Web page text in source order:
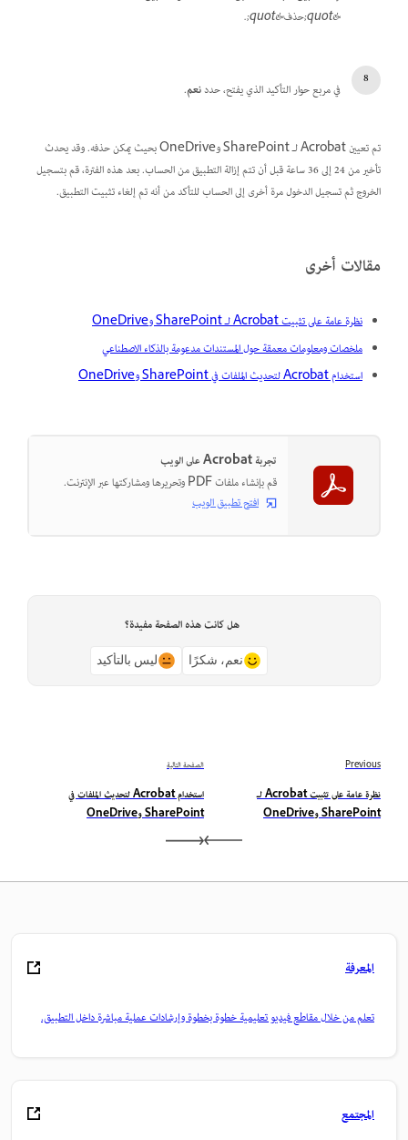
&quot;حذف&quot;.
في مربع حوار التأكيد الذي يفتح، حددنعم.
تم تعيين Acrobat لـ SharePoint وOneDrive بحيث يمكن حذفه. وقد يحدث
تأخير من 24 إلى 36 ساعة قبل أن تتم إزالة التطبيق من الحساب. بعد هذه الفترة، قم بتسجيل
الخروج ثم تسجيل الدخول مرة أخرى إلى الحساب للتأكد من أنه تم إلغاء تثبيت التطبيق.
مقالات أخرى
نظرة عامة على تثبيت Acrobat لـ SharePoint وOneDrive
ملخصات ومعلومات معمقة حول المستندات مدعومة بالذكاء الاصطناعي
استخدام Acrobat لتحديث الملفات في SharePoint وOneDrive
تجربة Acrobat على الويب
قم بإنشاء ملفات PDF وتحريرها ومشاركتها عبر الإنترنت.
افتح تطبيق الويب
هل كانت هذه الصفحة مفيدة؟
نعم، شكرًا ليس بالتأكيد
Previous
نظرة عامة على تثبيت Acrobat لـ
SharePoint وOneDrive
الصفحة التالية
استخدام Acrobat لتحديث الملفات في
SharePoint وOneDrive
المعرفة
تعلم من خلال مقاطع فيديو تعليمية خطوة بخطوة وإرشادات عملية مباشرة داخل التطبيق.
المجتمع